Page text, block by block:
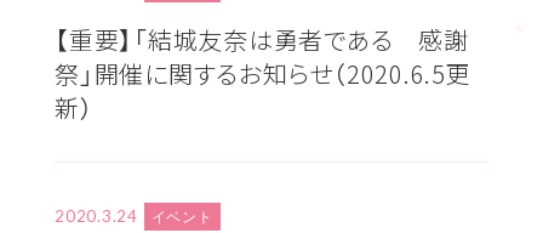
【重要】「結城友奈は勇者である 感謝
祭」開催に関するお知らせ（2020.6.5更
新）
2020.3.24 イベント